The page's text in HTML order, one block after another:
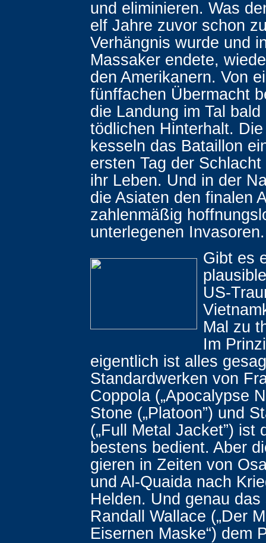
und eliminieren. Was
elf Jahre zuvor schon
Verhängnis wurde und
Massaker endete,
den Amerikanern. Von
fünffachen Übermacht
die Landung im Tal bald
tödlichen Hinterhalt.
kesseln das Bataillon
ersten Tag der
ihr Leben. Und in der
die Asiaten den finalen
zahlenmäßig
unterlegenen
Gibt es
US-
Mal zu
Im
eigentlich ist alles
Standardwerken von
Coppola („Apocalypse
Stone („Platoon”) und
(„Full Metal Jacket”) ist
bestens bedient. Aber
gieren in Zeiten von
und Al-Quaida nach
Helden. Und genau das
Randall Wallace („Der
Eisernen Maske“) dem